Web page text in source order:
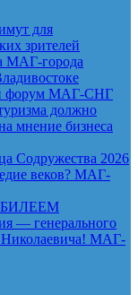
для
зрителей
МАГ-города
форум МАГ-СНГ
должно
мнение бизнеса
Содружества 2026
веков? МАГ-
— генерального
МАГ-